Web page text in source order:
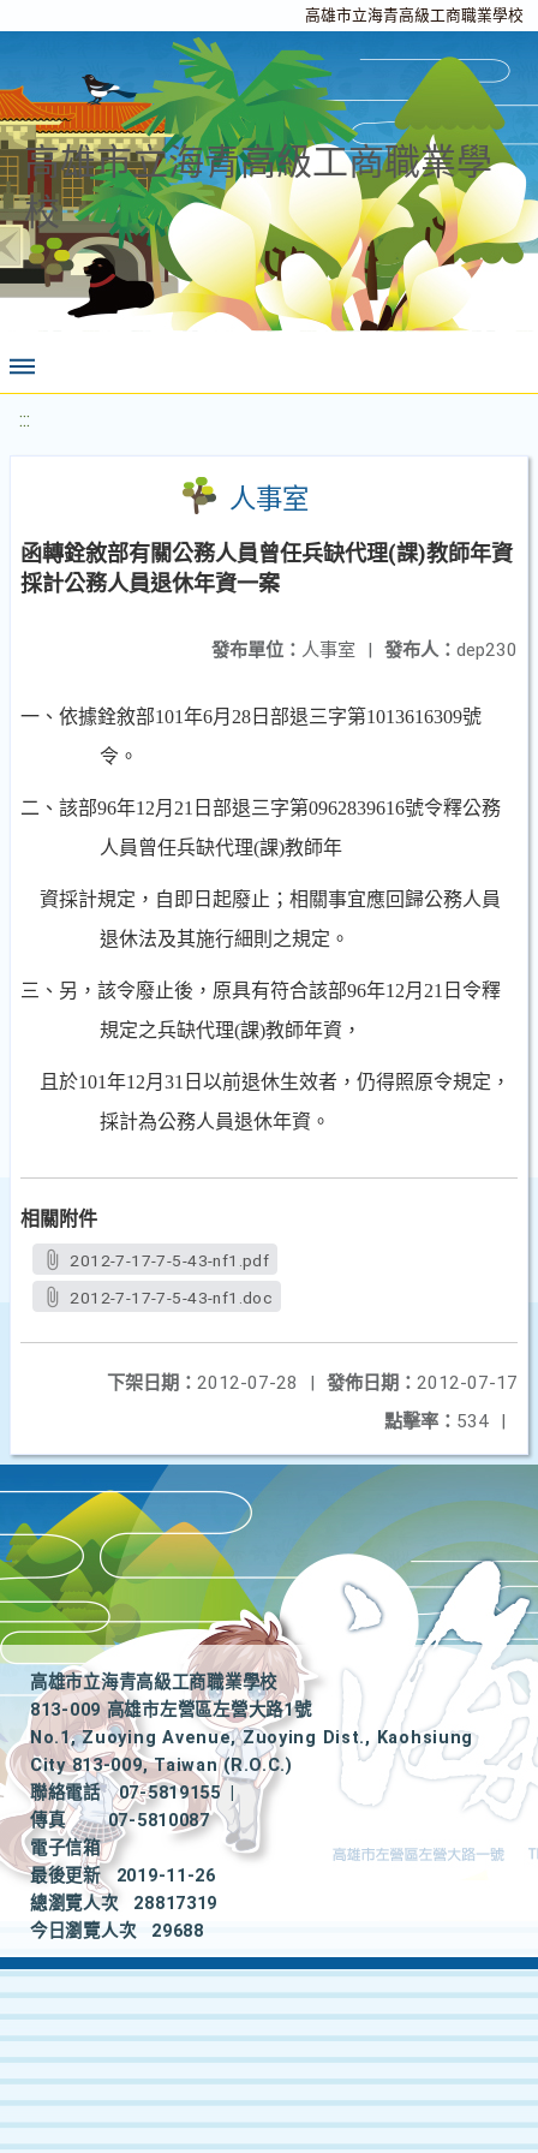
高雄市立海青高級工商職業學校
高雄市立海青高級工商職業學
校
:::
人事室
函轉銓敘部有關公務人員曾任兵缺代理(課)教師年資
採計公務人員退休年資一案
發布人： dep230
發布單位： 人事室 |
一、依據銓敘部101年6月28日部退三字第1013616309號
令。
二、該部96年12月 21 日部退三字第0962839616號令釋公務
人員曾任兵缺代理(課)教師年
資採計規定，自即日起廢止；相關事宜應回歸公務人員
退休法及其施行細則之規定。
三、 另，該令廢止後，原具有符合該部96年12月 21 日令釋
規定之兵缺代理(課)教師年資，
且於101年12月 31 日以前退休生效者， 仍得照原令規定，
採計為公務人員退休年資。
相關附件
2012-7-17-7-5-43-nf1.pdf
2012-7-17-7-5-43-nf1.doc
發佈日期： 2012-07-17
下架日期： 2012-07-28
|
點擊率： 534 |
高雄市立海青高級工商職業學校
813-009 高雄市左營區左營大路1號
No.1, Zuoying Avenue, Zuoying Dist., Kaohsiung
City 813-009, Taiwan (R.O.C.)
聯絡電話
07-5819155
|
傳真
07-5810087
電子信箱
最後更新
2019-11-26
總瀏覽人次
28817319
今日瀏覽人次
29688